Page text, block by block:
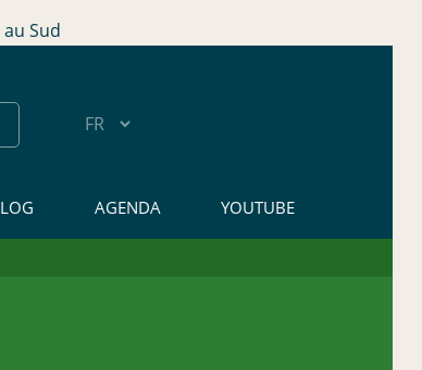
Sud
AGENDA YOUTUBE